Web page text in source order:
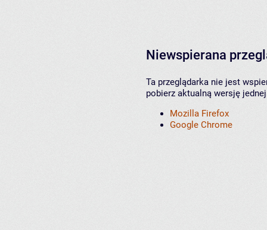
Niewspierana
Ta przeglądarka nie jest
pobierz aktualną wersję
Mozilla Firefox
Google Chrome